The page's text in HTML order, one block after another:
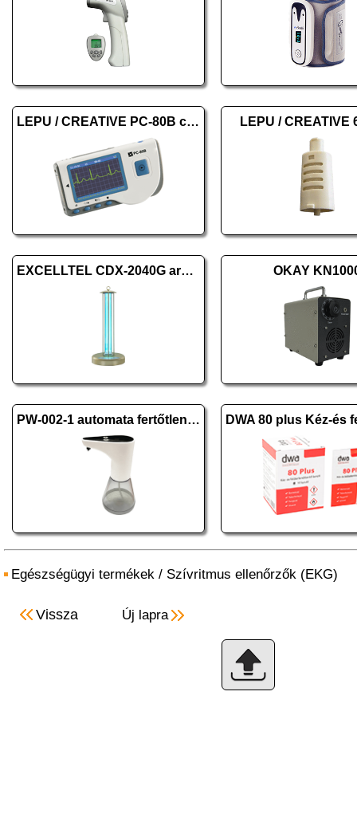
LEPU / CREATIVE PC-80B color LEPU / CREATIVE
EXCELLTEL CDX-2040G arany OKAY
PW-002-1 automata fertőtlenítő-, szappanadagoló
Egészségügyi termékek / Szívritmus ellenőrzők (EKG)
Vissza Új lapra